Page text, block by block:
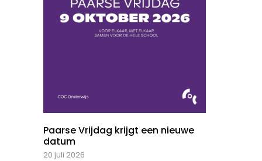
Paarse Vrijdag krijgt een nieuwe
datum
20 juli 2026